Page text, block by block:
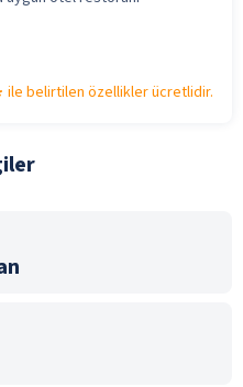
ile belirtilen özellikler ücretlidir.